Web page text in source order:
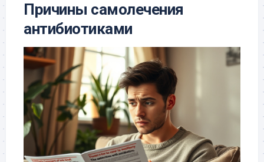
Причины самолечения
антибиотиками